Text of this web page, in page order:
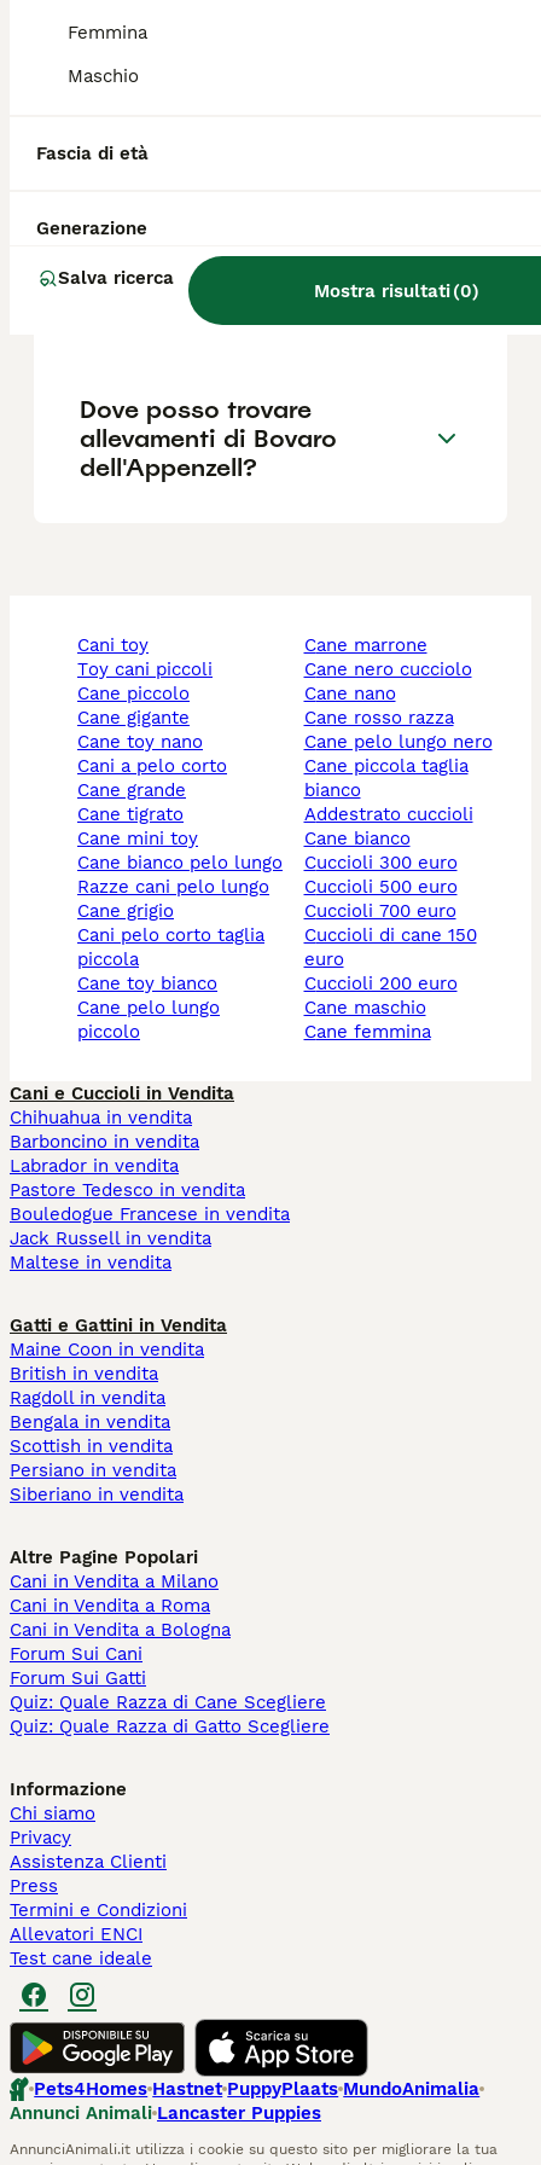
Femmina
Maschio
Fascia di età
Generazione
Salva ricerca
Mostra risultati(0)
razza con un'aspettativa di vita di circa 15
dell'Appenzell?
Qual è la differenza tra il
Bovaro dell'Appenzell e gli
altri bovari svizzeri?
Dove posso trovare
allevamenti di Bovaro
dell'Appenzell?
cani toy
toy cani piccoli
cane piccolo
cane gigante
cane toy nano
cani a pelo corto
cane grande
cane tigrato
cane mini toy
cane bianco pelo lungo
razze cani pelo lungo
cane grigio
cani pelo corto taglia
piccola
cane toy bianco
cane pelo lungo
piccolo
cane marrone
cane nero cucciolo
cane nano
cane rosso razza
cane pelo lungo nero
cane piccola taglia
bianco
addestrato cuccioli
cane bianco
cuccioli 300 euro
cuccioli 500 euro
cuccioli 700 euro
cuccioli di cane 150
euro
cuccioli 200 euro
cane maschio
cane femmina
Cani e Cuccioli in Vendita
Chihuahua in vendita
Barboncino in vendita
Labrador in vendita
Pastore Tedesco in vendita
Bouledogue Francese in vendita
Jack Russell in vendita
Maltese in vendita
Gatti e Gattini in Vendita
Maine Coon in vendita
British in vendita
Ragdoll in vendita
Bengala in vendita
Scottish in vendita
Persiano in vendita
Siberiano in vendita
Altre Pagine Popolari
Cani in Vendita a Milano
Cani in Vendita a Roma
Cani in Vendita a Bologna
Forum Sui Cani
Forum Sui Gatti
Quiz: Quale Razza di Cane Scegliere
Quiz: Quale Razza di Gatto Scegliere
Informazione
Chi siamo
Privacy
Assistenza Clienti
Press
Termini e Condizioni
Allevatori ENCI
Test cane ideale
Pets4Homes Hastnet PuppyPlaats MundoAnimalia
Annunci Animali Lancaster Puppies
AnnunciAnimali.it utilizza i cookie su questo sito per migliorare la tua